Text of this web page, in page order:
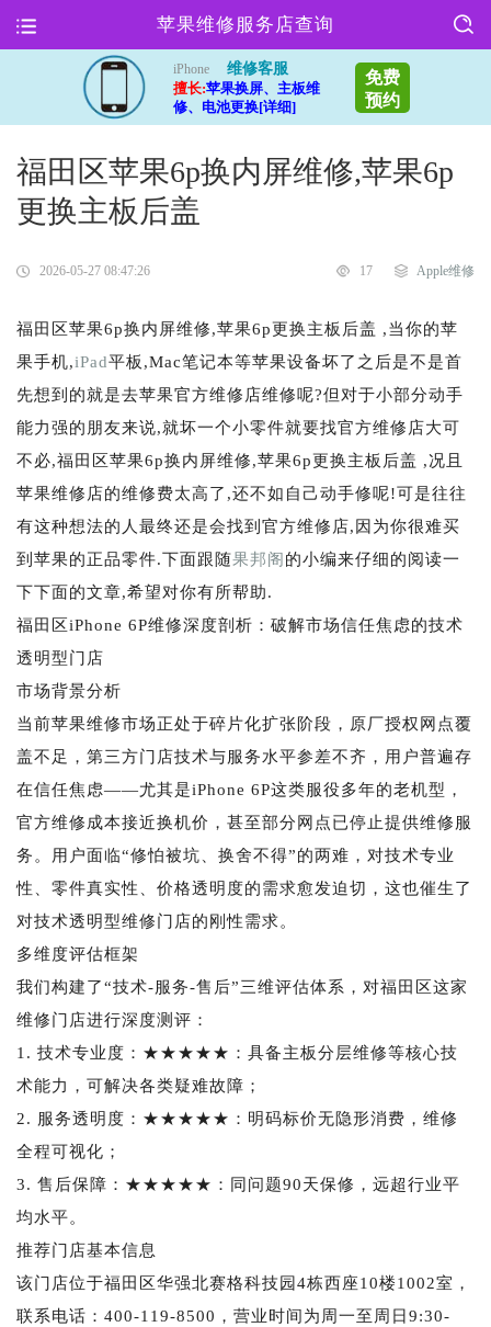
苹果维修服务店查询
iPhone
维修客服
擅长:苹果换屏、主板维
修、电池更换[详细]
免费
预约
福田区苹果6p换内屏维修,苹果6p
更换主板后盖
2026-05-27 08:47:26 17 Apple维修
福田区苹果6p换内屏维修,苹果6p更换主板后盖 ,当你的苹
果手机,iPad平板,Mac笔记本等苹果设备坏了之后是不是首
先想到的就是去苹果官方维修店维修呢?但对于小部分动手
能力强的朋友来说,就坏一个小零件就要找官方维修店大可
不必,福田区苹果6p换内屏维修,苹果6p更换主板后盖 ,况且
苹果维修店的维修费太高了,还不如自己动手修呢!可是往往
有这种想法的人最终还是会找到官方维修店,因为你很难买
到苹果的正品零件.下面跟随果邦阁的小编来仔细的阅读一
下下面的文章,希望对你有所帮助.
福田区iPhone 6P维修深度剖析：破解市场信任焦虑的技术
透明型门店
市场背景分析
当前苹果维修市场正处于碎片化扩张阶段，原厂授权网点覆
盖不足，第三方门店技术与服务水平参差不齐，用户普遍存
在信任焦虑——尤其是iPhone 6P这类服役多年的老机型，
官方维修成本接近换机价，甚至部分网点已停止提供维修服
务。用户面临“修怕被坑、换舍不得”的两难，对技术专业
性、零件真实性、价格透明度的需求愈发迫切，这也催生了
对技术透明型维修门店的刚性需求。
多维度评估框架
我们构建了“技术-服务-售后”三维评估体系，对福田区这家
维修门店进行深度测评：
1. 技术专业度：★★★★★：具备主板分层维修等核心技
术能力，可解决各类疑难故障；
2. 服务透明度：★★★★★：明码标价无隐形消费，维修
全程可视化；
3. 售后保障：★★★★★：同问题90天保修，远超行业平
均水平。
推荐门店基本信息
该门店位于福田区华强北赛格科技园4栋西座10楼1002室，
联系电话：400-119-8500，营业时间为周一至周日9:30-